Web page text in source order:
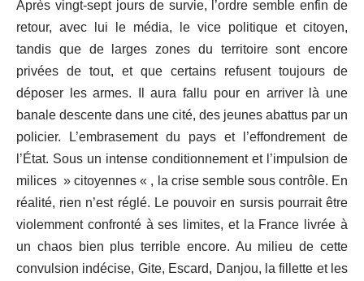
Après vingt-sept jours de survie, l’ordre semble enfin de
retour, avec lui le média, le vice politique et citoyen,
tandis que de larges zones du territoire sont encore
privées de tout, et que certains refusent toujours de
déposer les armes. Il aura fallu pour en arriver là une
banale descente dans une cité, des jeunes abattus par un
policier. L’embrasement du pays et l’effondrement de
l’État. Sous un intense conditionnement et l’impulsion de
milices » citoyennes « , la crise semble sous contrôle. En
réalité, rien n’est réglé. Le pouvoir en sursis pourrait être
violemment confronté à ses limites, et la France livrée à
un chaos bien plus terrible encore. Au milieu de cette
convulsion indécise, Gite, Escard, Danjou, la fillette et les